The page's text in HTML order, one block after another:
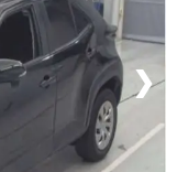
❯